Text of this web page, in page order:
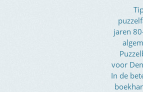
jaren
voor
In de